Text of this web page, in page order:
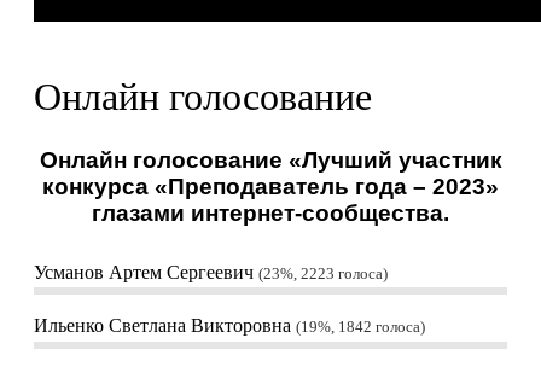
Онлайн голосование
Онлайн голосование «Лучший участник
конкурса «Преподаватель года – 2023»
глазами интернет-сообщества.
Усманов Артем Сергеевич 23%, 2223 голоса
Ильенко Светлана Викторовна 19%, 1842 голоса